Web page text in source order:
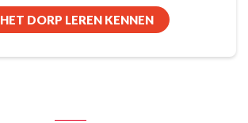
HET DORP LEREN KENNEN